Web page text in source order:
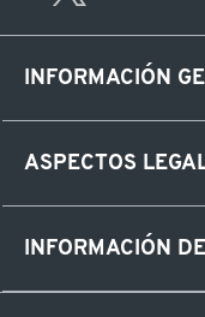
INFORMACIÓN
ASPECTOS
INFORMACIÓN